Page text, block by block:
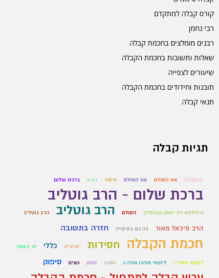
קורס קבלה למתקדם
רבי נחמן
רבנים מומלצים בחכמת קבלה
שאלות ותשובות בחכמת הקבלה
שיעורים לצפייה
תובנות וחידודים בחכמת הקבלה
תנאי קבלה
תגיות קבלה
Gottlieb אור הסולם אור הסולם איסור בורא ברכת שלום
ברכת שלום - הרב גוטליב
הילולתא רבי נחמן מברסלב הסולם הרב גוטליב הרב גוטליב
הרב מיכאל מאור זה גם בתיקייה חזרה בתשובה
חכמת הקבלה חסידות יארצייט כללי לג בעומר
ליקוטי מוהר״ן ליקוטי מוהרן תורה ג נאהב נחמן נשים סיפוק